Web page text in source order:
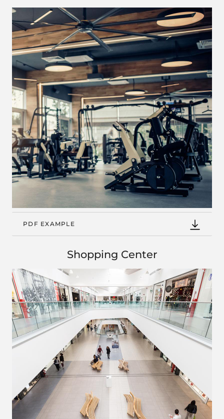
PDF EXAMPLE
Shopping Center